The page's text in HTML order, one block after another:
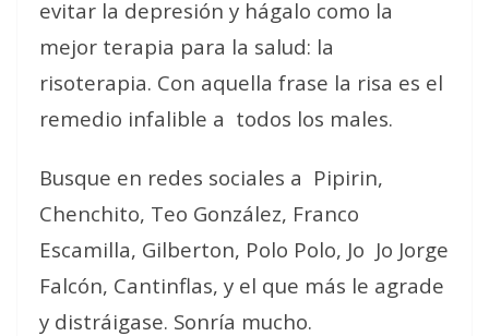
evitar la depresión y hágalo como la
mejor terapia para la salud: la
risoterapia. Con aquella frase la risa es el
remedio infalible a todos los males.
Busque en redes sociales a Pipirin,
Chenchito, Teo González, Franco
Escamilla, Gilberton, Polo Polo, Jo Jo Jorge
Falcón, Cantinflas, y el que más le agrade
y distráigase. Sonría mucho.